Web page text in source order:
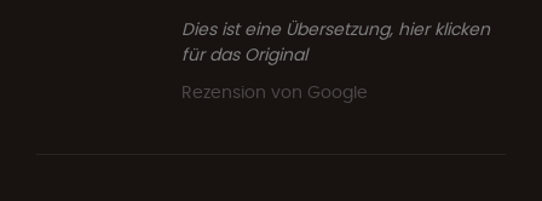
Dies ist eine Übersetzung, hier klicken
für das Original
Rezension von Google